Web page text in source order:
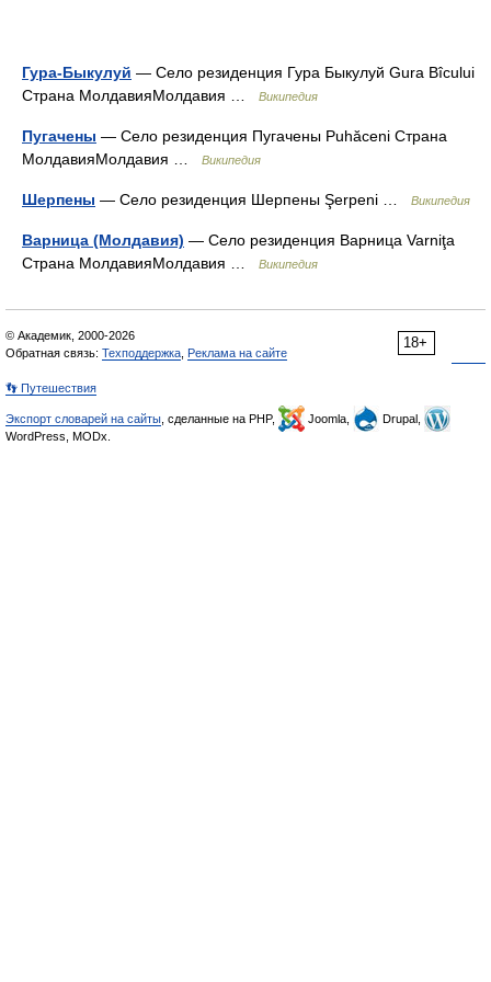
Гура-Быкулуй — Село резиденция Гура Быкулуй Gura Bîcului
Страна МолдавияМолдавия …
Википедия
Пугачены — Село резиденция Пугачены Puhăceni Страна
МолдавияМолдавия …
Википедия
Шерпены — Село резиденция Шерпены Şerpeni … Википедия
Варница (Молдавия) — Село резиденция Варница Varniţa
Страна МолдавияМолдавия …
Википедия
18+
© Академик, 2000-2026
Обратная связь: Техподдержка Реклама на сайте
👣 Путешествия
Экспорт словарей на сайты , сделанные на PHP, Joomla,
Drupal,
WordPress, MODx.